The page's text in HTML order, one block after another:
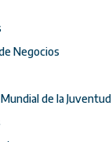
Negocios
Mundial de la Juventud